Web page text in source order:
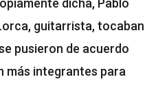
dicha, Pablo
guitarrista, tocaban
pusieron de acuerdo
más integrantes para